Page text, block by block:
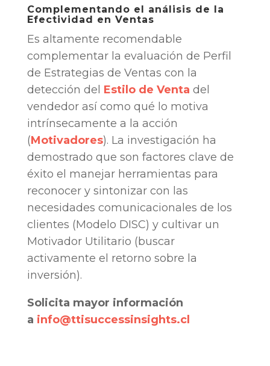
Complementando el análisis de la
Efectividad en Ventas
Es altamente recomendable
complementar la evaluación de Perfil
de Estrategias de Ventas con la
detección del Estilo de Venta del
vendedor así como qué lo motiva
intrínsecamente a la acción
(Motivadores). La investigación ha
demostrado que son factores clave de
éxito el manejar herramientas para
reconocer y sintonizar con las
necesidades comunicacionales de los
clientes (Modelo DISC) y cultivar un
Motivador Utilitario (buscar
activamente el retorno sobre la
inversión).
Solicita mayor información
a info@ttisuccessinsights.cl